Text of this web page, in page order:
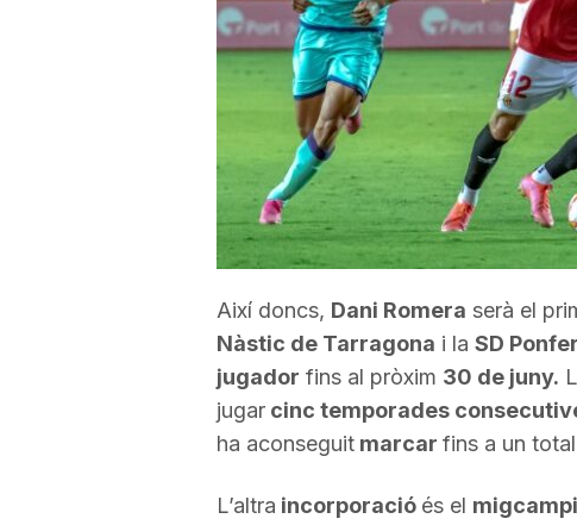
r
a
g
n
a
Així doncs, Dani Romera serà el
Nàstic de Tarragona i la SD
jugador fins al pròxim 30 de juny.
jugarcinc temporades
ha aconseguitmarcar fins a un
L’altra incorporació és el